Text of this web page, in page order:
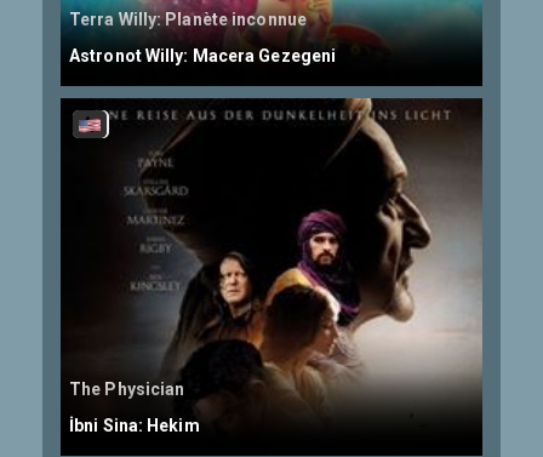
Terra Willy: Planète inconnue
Astronot Willy: Macera Gezegeni
The Physician
İbni Sina: Hekim